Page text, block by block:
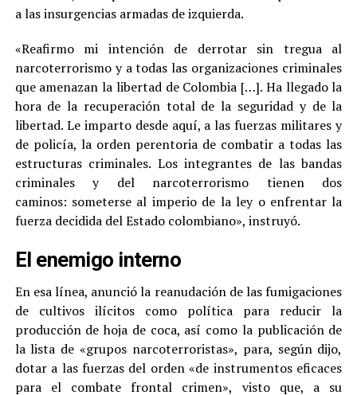
a las insurgencias armadas de izquierda.
«Reafirmo mi intención de derrotar sin tregua al
narcoterrorismo y a todas las organizaciones criminales
que amenazan la libertad de Colombia […]. Ha llegado la
hora de la recuperación total de la seguridad y de la
libertad. Le imparto desde aquí, a las fuerzas militares y
de policía, la orden perentoria de combatir a todas las
estructuras criminales. Los integrantes de las bandas
criminales y del narcoterrorismo tienen dos
caminos: someterse al imperio de la ley o enfrentar la
fuerza decidida del Estado colombiano», instruyó.
El enemigo interno
En esa línea, anunció la reanudación de las fumigaciones
de cultivos ilícitos como política para reducir la
producción de hoja de coca, así como la publicación de
la lista de «grupos narcoterroristas», para, según dijo,
dotar a las fuerzas del orden «de instrumentos eficaces
para el combate frontal crimen», visto que, a su